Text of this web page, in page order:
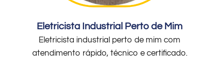
Eletricista Industrial Perto de Mim
Eletricista industrial perto de mim com
atendimento rápido, técnico e certificado.